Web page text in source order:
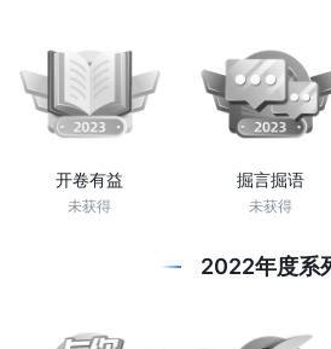
开卷有益
未获得
掘言掘语
未获得
2022年度系